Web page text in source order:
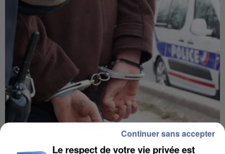
Le respect de votre vie privée est
Continuer sans accepter